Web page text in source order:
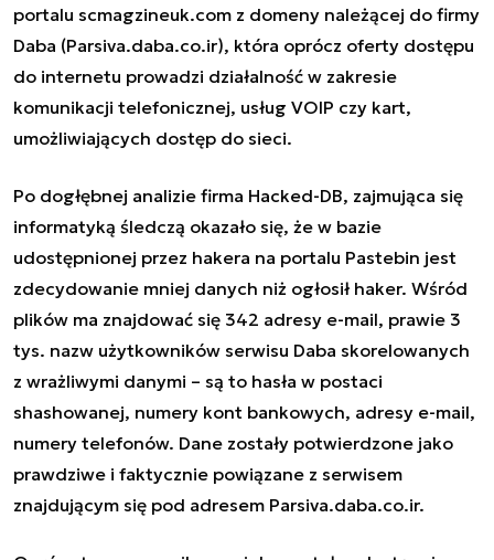
portalu scmagzineuk.com z domeny należącej do firmy
Daba (Parsiva.daba.co.ir), która oprócz oferty dostępu
do internetu prowadzi działalność w zakresie
komunikacji telefonicznej, usług VOIP czy kart,
umożliwiających dostęp do sieci.
Po dogłębnej analizie firma Hacked-DB, zajmująca się
informatyką śledczą okazało się, że w bazie
udostępnionej przez hakera na portalu Pastebin jest
zdecydowanie mniej danych niż ogłosił haker. Wśród
plików ma znajdować się 342 adresy e-mail, prawie 3
tys. nazw użytkowników serwisu Daba skorelowanych
z wrażliwymi danymi – są to hasła w postaci
shashowanej, numery kont bankowych, adresy e-mail,
numery telefonów. Dane zostały potwierdzone jako
prawdziwe i faktycznie powiązane z serwisem
znajdującym się pod adresem Parsiva.daba.co.ir.